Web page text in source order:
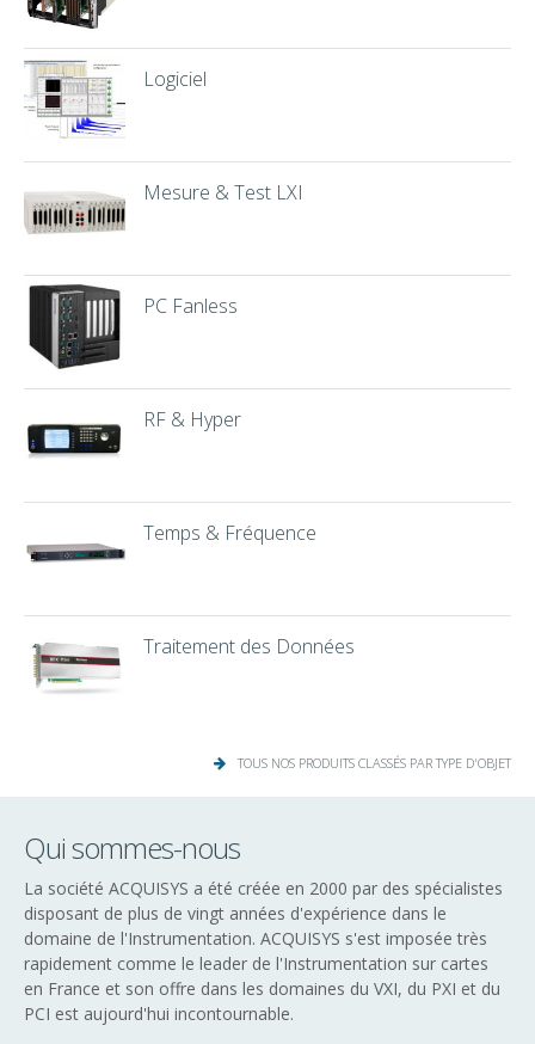
Logiciel
Mesure & Test LXI
PC Fanless
RF & Hyper
Temps & Fréquence
Traitement des Données
TOUS NOS PRODUITS CLASSÉS PAR TYPE D'OBJET
Qui sommes-nous
La société ACQUISYS a été créée en 2000 par des spécialistes
disposant de plus de vingt années d'expérience dans le
domaine de l'Instrumentation. ACQUISYS s'est imposée très
rapidement comme le leader de l'Instrumentation sur cartes
en France et son offre dans les domaines du VXI, du PXI et du
PCI est aujourd'hui incontournable.